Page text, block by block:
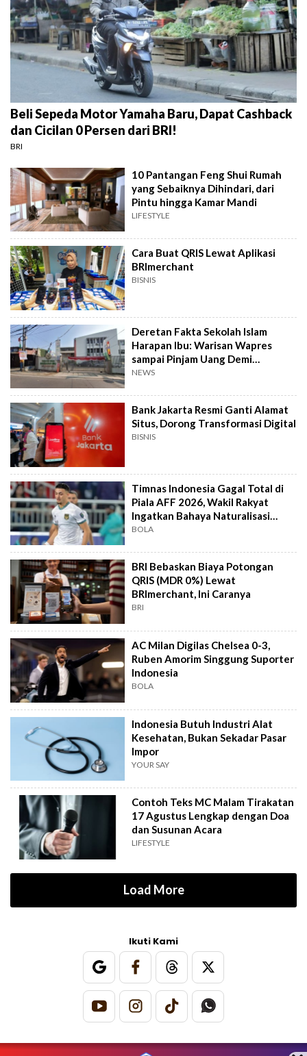
Beli Sepeda Motor Yamaha Baru, Dapat Cashback
dan Cicilan 0 Persen dari BRI!
BRI
10 Pantangan Feng Shui Rumah
yang Sebaiknya Dihindari, dari
Pintu hingga Kamar Mandi
LIFESTYLE
Cara Buat QRIS Lewat Aplikasi
BRImerchant
BISNIS
Deretan Fakta Sekolah Islam
Harapan Ibu: Warisan Wapres
sampai Pinjam Uang Demi
Lapangan Padel
NEWS
Bank Jakarta Resmi Ganti Alamat
Situs, Dorong Transformasi Digital
BISNIS
Timnas Indonesia Gagal Total di
Piala AFF 2026, Wakil Rakyat
Ingatkan Bahaya Naturalisasi
Instan
BOLA
BRI Bebaskan Biaya Potongan
QRIS (MDR 0%) Lewat
BRImerchant, Ini Caranya
BRI
AC Milan Digilas Chelsea 0-3,
Ruben Amorim Singgung Suporter
Indonesia
BOLA
Indonesia Butuh Industri Alat
Kesehatan, Bukan Sekadar Pasar
Impor
YOUR SAY
Contoh Teks MC Malam Tirakatan
17 Agustus Lengkap dengan Doa
dan Susunan Acara
LIFESTYLE
Load More
Ikuti Kami